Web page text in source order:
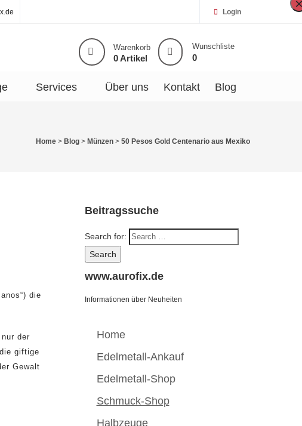
Login
Warenkorb
0 Artikel
Wunschliste
0
Services Über uns Kontakt Blog
Home > Blog > Münzen > 50 Pesos Gold Centenario aus Mexiko
die
der
giftige
Gewalt
Beitragssuche
Search for:
Search
www.aurofix.de
Informationen über Neuheiten
Home
Edelmetall-Ankauf
Edelmetall-Shop
Schmuck-Shop
Halbzeuge